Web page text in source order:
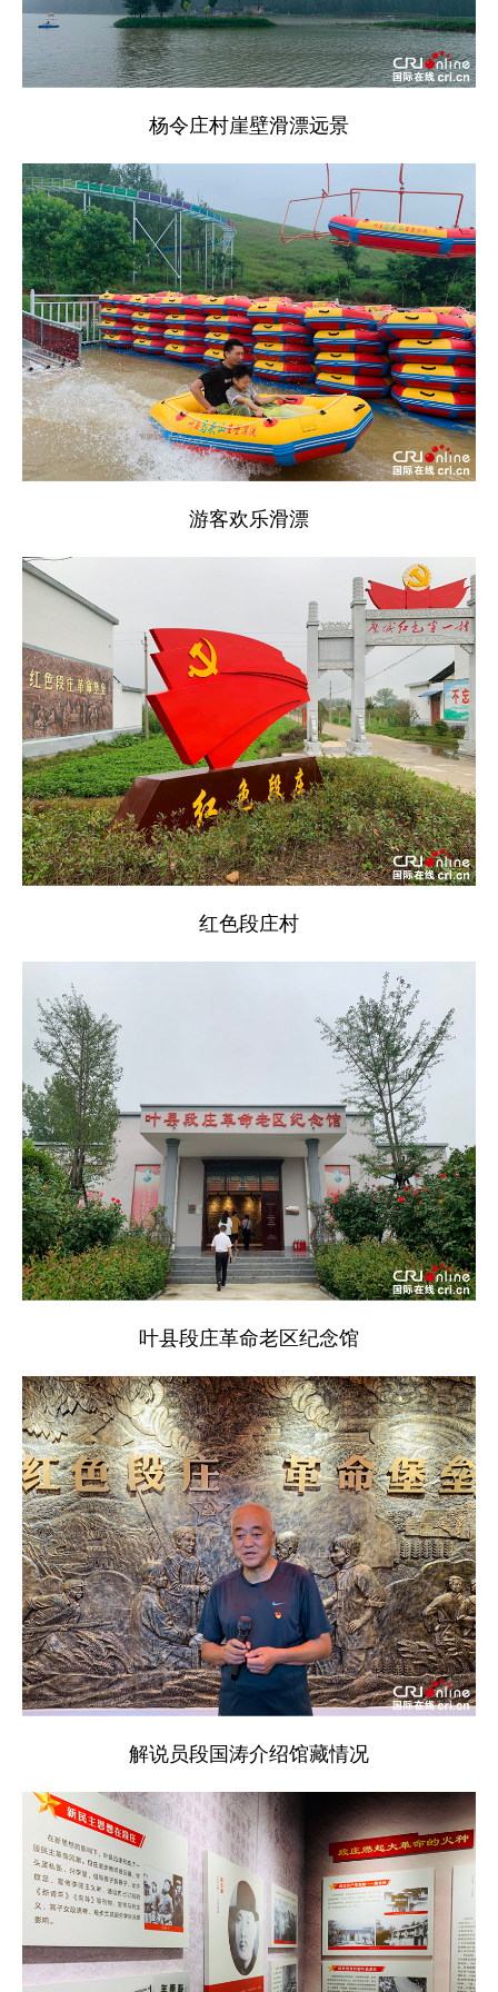
杨令庄村崖壁滑漂远景
游客欢乐滑漂
红色段庄村
叶县段庄革命老区纪念馆
解说员段国涛介绍馆藏情况